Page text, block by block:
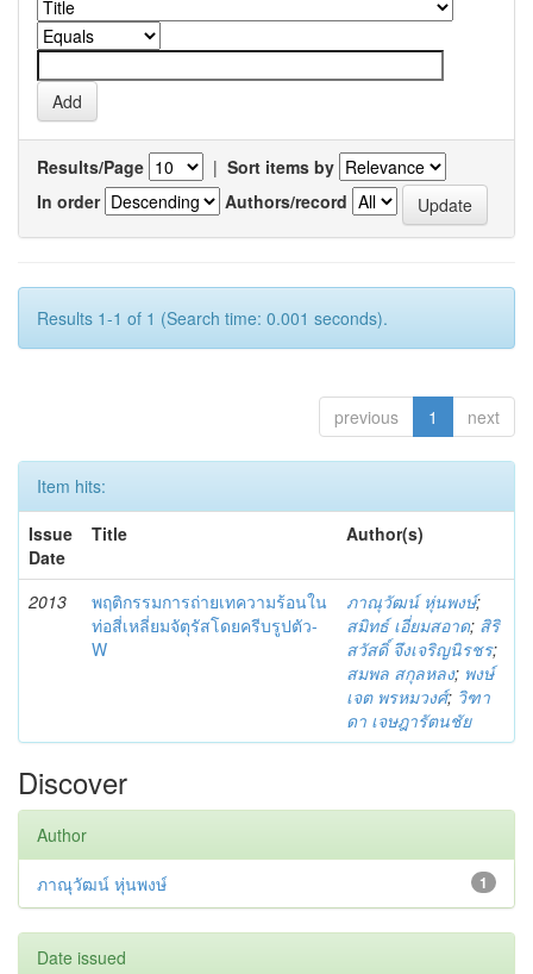
Results/Page | Sort items by
In order
Authors/record
Results 1-1 of 1 (Search time: 0.001 seconds).
previous 1 next
Item hits:
Issue
Date
Title Author(s)
2013
พฤติกรรมการถ่ายเทความร้อนใน
ท่อสี่เหลี่ยมจัตุรัสโดยครีบรูปตัว-
W
ภาณุวัฒน์ หุ่นพงษ์;
สมิทธ์ เอี่ยมสอาด; สิริ
สวัสดิ์ จึงเจริญนิรชร;
สมพล สกุลหลง; พงษ์
เจต พรหมวงศ์; วิฑา
ดา เจษฎารัตนชัย
Discover
Author
1
ภาณุวัฒน์ หุ่นพงษ์
Date issued